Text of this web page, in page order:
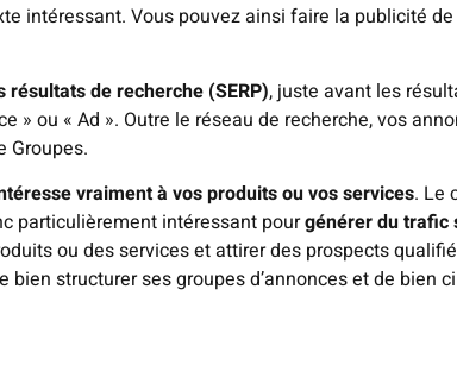
intéressant. Vous pouvez ainsi faire la publicité
de recherche (SERP), juste avant les
» ou « Ad ». Outre le réseau de recherche, vos
Groupes.
vraiment à vos produits ou vos services. Le
particulièrement intéressant pourgénérer du trafic
ou des services et attirer des prospects
structurer ses groupes d’annonces et de bien